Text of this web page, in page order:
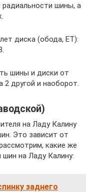
радиальности шины, а
диска (обода, ET):
шины и диски от
2 другой и наоборот.
на Ладу Калину
Это зависит от
какие же
на Ладу Калину:
заднего